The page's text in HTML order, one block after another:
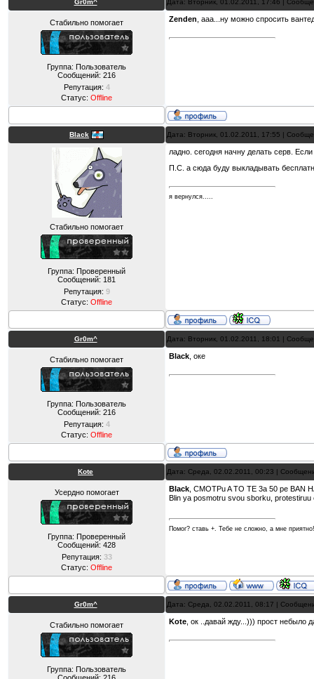
Gr0m^ Дата: Вторник, 01.02.2011, 17:46 |
Стабильно помогает
Группа: Пользователь
Сообщений: 216
Репутация: 4
Статус: Offline
Zenden , ааа...ну можно спросить
Black Дата: Вторник, 01.02.2011, 17:55 |
Стабильно помогает
Группа: Проверенный
Сообщений: 181
Репутация: 9
Статус: Offline
ладно. сегодня начну делать серв.
П.С. а сюда буду выкладывать
я вернулся.....
Gr0m^ Дата: Вторник, 01.02.2011, 18:01 |
Стабильно помогает
Группа: Пользователь
Сообщений: 216
Репутация: 4
Статус: Offline
Black , оке
Kote Дата: Среда, 02.02.2011, 00:23 |
Усердно помогает
Группа: Проверенный
Сообщений: 428
Репутация: 33
Статус: Offline
Black , CMOTPu A TO TE 3a 50 pe BAN
Blin ya posmotru svou sborku,
Помог? ставь +. Тебе не сложно, а мне приятно!
Gr0m^ Дата: Среда, 02.02.2011, 08:17 |
Стабильно помогает
Группа: Пользователь
Kote , ок ..давай жду...))) прост небыло